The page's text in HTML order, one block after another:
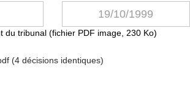
19/10/1999
du tribunal (fichier PDF image, 230 Ko)
(4 décisions identiques)